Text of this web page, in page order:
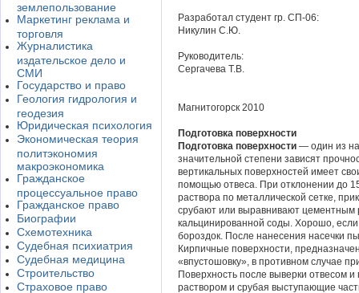
землепользование
Маркетинг реклама и
торговля
Журналистика
издательское дело и
СМИ
Государство и право
Геология гидрология и
геодезия
Юридическая психология
Экономическая теория
политэкономия
макроэкономика
Гражданское
процессуальное право
Гражданское право
Биографии
Схемотехника
Судебная психиатрия
Судебная медицина
Строительство
Страховое право
Разработал студент гр. СП-06:
Никулин С.Ю.
Руководитель:
Сергачева Т.В.
Магнитогорск 2010
Подготовка поверхности
Подготовка поверхности — один из
значительной степени зависят
вертикальных поверхностей имеет
помощью отвеса. При отклонении до
раствора по металлической сетке,
срубают или выравнивают
кальцинированной соды. Хорошо, если
бороздок. После нанесения насечки
Кирпичные поверхности,
«впустошовку», в противном случае
Поверхность после выверки отвесом
раствором и срубая выступающие